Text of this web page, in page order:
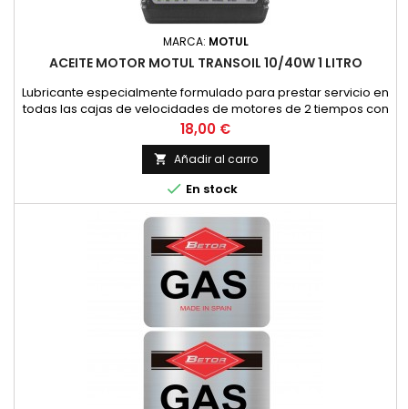
MARCA: MOTUL
ACEITE MOTOR MOTUL TRANSOIL 10/40W 1 LITRO
Lubricante especialmente formulado para prestar servicio en
todas las cajas de velocidades de motores de 2 tiempos con
embrague sumergido, donde el constructor recomienda un
lubricante de viscosidad SAE 10W40 y API GL4. (HONDA,
YAMAHA, SUZUKI, KAWASAKI, ETC.).Asimismo, es
recomendable su uso en todos los grupos de finales de
ciclomotores y scooters con...
Precio
18,00 €
 Añadir al carro
 En stock